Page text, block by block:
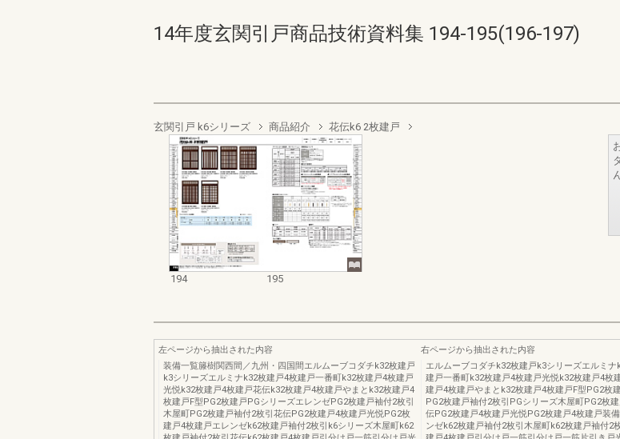
14年度玄関引戸商品技術資料集 194-195(196-197)
玄関引戸 k6シリーズ 商品紹介 花伝k6 2枚建戸
194 195
左ページから抽出された内容
装備一覧籐樹関西間／九州・四国間エルムーブコダチk32枚建戸
k3シリーズエルミナk32枚建戸4枚建戸一番町k32枚建戸4枚建戸
光悦k32枚建戸4枚建戸花伝k32枚建戸4枚建戸やまとk32枚建戸4
枚建戸F型PG2枚建戸PGシリーズエレンゼPG2枚建戸袖付2枚引
木屋町PG2枚建戸袖付2枚引花伝PG2枚建戸4枚建戸光悦PG2枚
建戸4枚建戸エレンゼk62枚建戸袖付2枚引k6シリーズ木屋町k62
右ページから抽出された内容
エルムーブコダチk32枚建戸k3シリーズエルミナ
建戸一番町k32枚建戸4枚建戸光悦k32枚建戸4枚
建戸4枚建戸やまとk32枚建戸4枚建戸F型PG2枚
PG2枚建戸袖付2枚引PGシリーズ木屋町PG2枚
伝PG2枚建戸4枚建戸光悦PG2枚建戸4枚建戸装
ンゼk62枚建戸袖付2枚引木屋町k62枚建戸袖付2